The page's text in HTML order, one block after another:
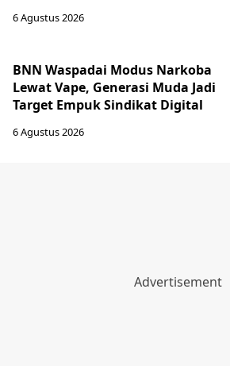
6 Agustus 2026
BNN Waspadai Modus Narkoba
Lewat Vape, Generasi Muda Jadi
Target Empuk Sindikat Digital
6 Agustus 2026